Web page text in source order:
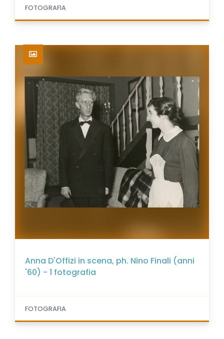
FOTOGRAFIA
Anna D'Offizi in scena, ph. Nino Finali (anni
'60) - 1 fotografia
FOTOGRAFIA